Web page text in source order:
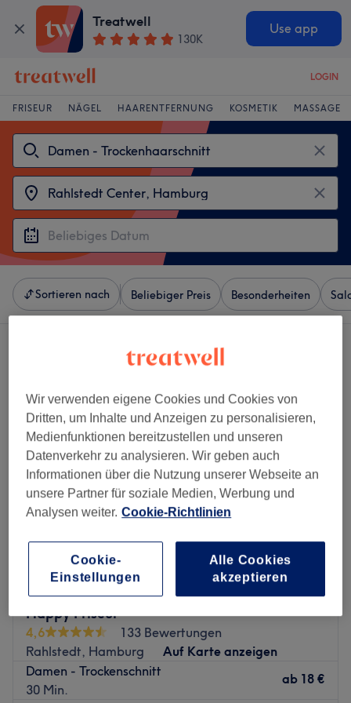
Treatwell
130K
Use app
LOGIN
FRISEUR NÄGEL HAARENTFERNUNG KOSMETIK MASSAGE
Sortieren nach Beliebiger Preis Besonderheiten
damen - trockenhaarschnitt in der Nähe von Rahlstedt Center,
Happy Friseur
4,6
133 Bewertungen
Rahlstedt, Hamburg
Auf Karte anzeigen
Damen - Trockenschnitt
30 Min.
ab 18 €
Wir verwenden eigene Cookies und Cookies von
Dritten, um Inhalte und Anzeigen zu personalisieren,
Medienfunktionen bereitzustellen und unseren
Datenverkehr zu analysieren. Wir geben auch
Informationen über die Nutzung unserer Webseite an
unsere Partner für soziale Medien, Werbung und
Analysen weiter. Cookie-Richtlinien
Cookie-
Einstellungen
Alle Cookies
akzeptieren